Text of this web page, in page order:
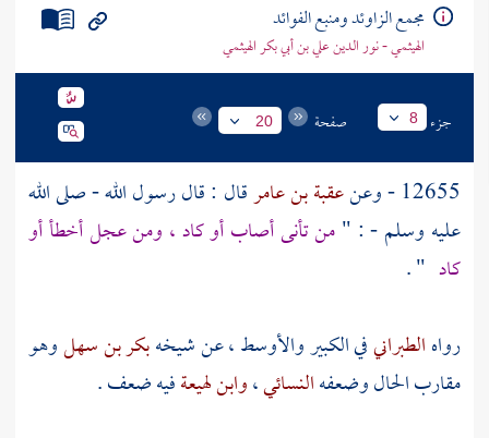
مجمع الزاوئد ومنبع الفوائد
الهيثمي - نور الدين علي بن أبي بكر الهيثمي
جزء 8 صفحة 20
12655 - وعن عقبة بن عامرقال : قال رسول الله - صلى الله
عليه وسلم - : "من تأنى أصاب أو كاد ، ومن عجل أخطأ أو
كاد " .
رواهالطبرانيفي الكبير والأوسط ، عن شيخهبكر بن سهلوهو
مقارب الحال وضعفهالنسائي،وابن لهيعةفيه ضعف .